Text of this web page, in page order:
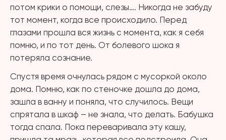
потом крики о помощи, слезы…. Никогда не забуду
тот момент, когда все происходило. Перед
глазами прошла вся жизнь с момента, как я себя
помню, и по тот день. От болевого шока я
потеряла сознание.
Спустя время очнулась рядом с мусоркой около
дома. Помню, как по стеночке дошла до дома,
зашла в ванну и поняла, что случилось. Вещи
спрятала в шкаф – не знала, что делать. Бабушка
тогда спала. Пока переваривала эту кашу,